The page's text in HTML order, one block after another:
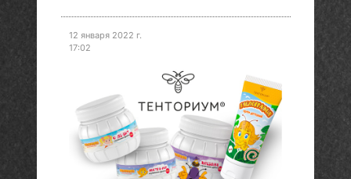
12 января 2022 г.
17:02